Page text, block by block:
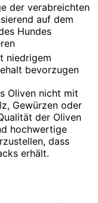
der verabreichten
auf dem
Hundes
niedrigem
bevorzugen
Oliven nicht mit
Gewürzen oder
der Oliven
hochwertige
dass
erhält.